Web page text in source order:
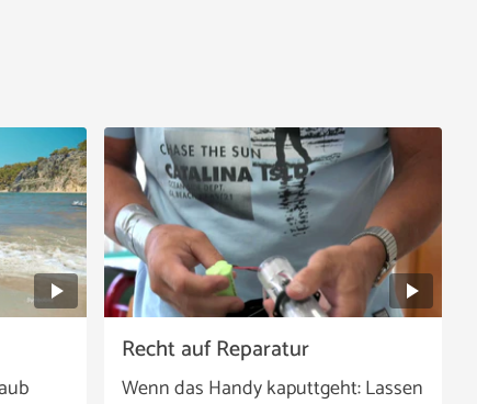
Recht auf Reparatur
Wenn das Handy kaputtgeht: Lassen